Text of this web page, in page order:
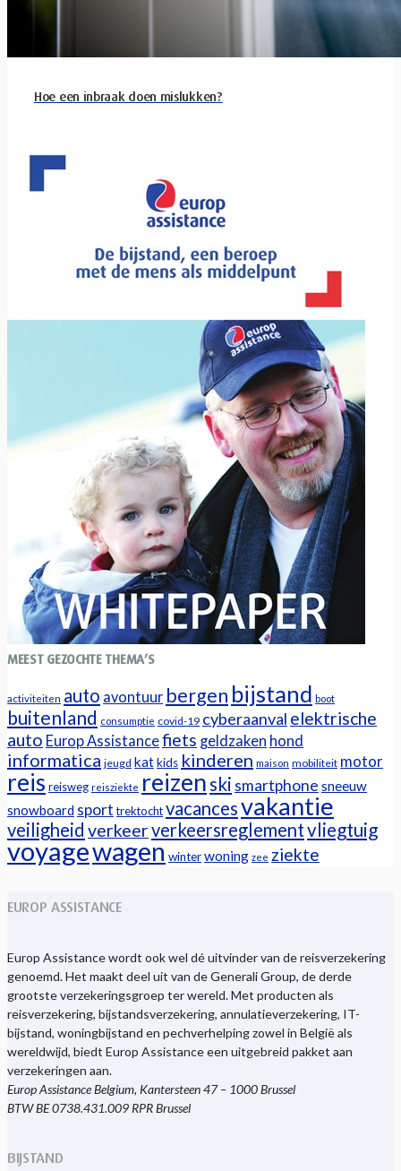
Hoe een inbraak doen mislukken?
MEEST GEZOCHTE THEMA’S
activiteiten auto avontuur bergen bijstand boot
buitenland consumptie covid-19 cyberaanval elektrische
auto Europ Assistancefiets geldzaken hond
informatica jeugd katkids kinderen maison mobiliteit motor
reis reisweg reisziekte reizen ski smartphone sneeuw
snowboard sport trektochtvacancesvakantie
veiligheid verkeerverkeersreglementvliegtuig
voyagewagenwinterwoning zee ziekte
EUROP ASSISTANCE
Europ Assistance wordt ook wel dé uitvinder van de reisverzekering
genoemd. Het maakt deel uit van de Generali Group, de derde
grootste verzekeringsgroep ter wereld. Met producten als
reisverzekering, bijstandsverzekering, annulatieverzekering, IT-
bijstand, woningbijstand en pechverhelping zowel in België als
wereldwijd, biedt Europ Assistance een uitgebreid pakket aan
verzekeringen aan.
Europ Assistance Belgium, Kantersteen 47 – 1000 Brussel
BTW BE 0738.431.009 RPR Brussel
BIJSTAND